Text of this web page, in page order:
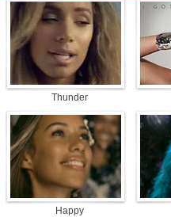
Thunder
Happy